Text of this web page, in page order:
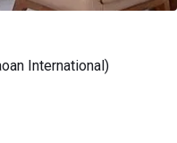
International)